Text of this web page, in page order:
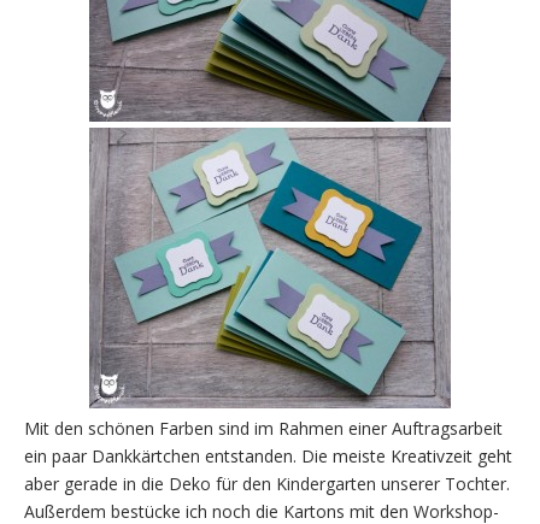
Mit den schönen Farben sind im Rahmen einer Auftragsarbeit
ein paar Dankkärtchen entstanden. Die meiste Kreativzeit geht
aber gerade in die Deko für den Kindergarten unserer Tochter.
Außerdem bestücke ich noch die Kartons mit den Workshop-